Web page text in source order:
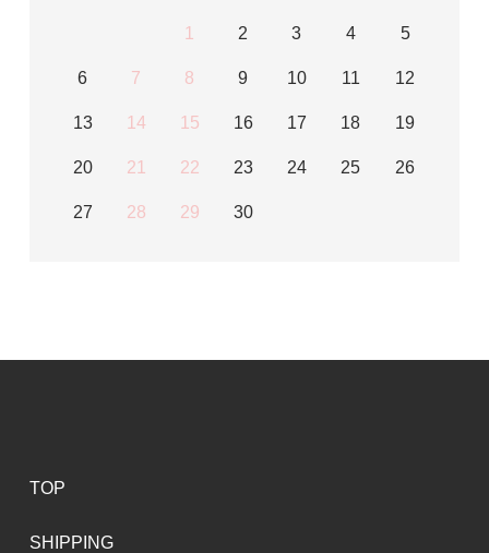
1 2 3 4 5
6 7 8 9 10 11 12
13 14 15 16 17 18 19
20 21 22 23 24 25 26
27 28 29 30
TOP
SHIPPING